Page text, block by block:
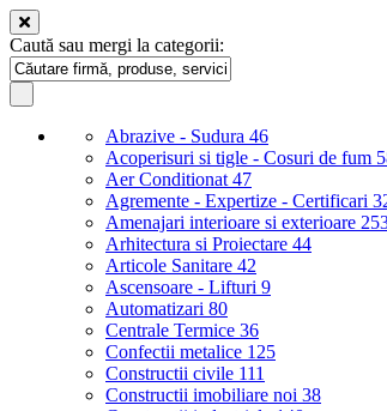
Caută sau mergi la categorii:
Abrazive - Sudura 46
Acoperisuri si tigle - Cosuri de fum
Aer Conditionat 47
Agremente - Expertize - Certificari
Amenajari interioare si exterioare
Arhitectura si Proiectare 44
Articole Sanitare 42
Ascensoare - Lifturi 9
Automatizari 80
Centrale Termice 36
Confectii metalice 125
Constructii civile 111
Constructii imobiliare noi 38